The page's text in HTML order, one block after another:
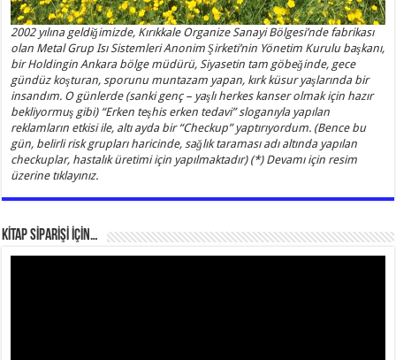
2002 yılına geldiğimizde, Kırıkkale Organize Sanayi Bölgesi’nde fabrikası
olan Metal Grup Isı Sistemleri Anonim Şirketi’nin Yönetim Kurulu başkanı,
bir Holdingin Ankara bölge müdürü, Siyasetin tam göbeğinde, gece
gündüz koşturan, sporunu muntazam yapan, kırk küsur yaşlarında bir
insandım. O günlerde (sanki genç – yaşlı herkes kanser olmak için hazır
bekliyormuş gibi) “Erken teşhis erken tedavi” sloganıyla yapılan
reklamların etkisi ile, altı ayda bir “Checkup” yaptırıyordum. (Bence bu
gün, belirli risk grupları haricinde, sağlık taraması adı altında yapılan
checkuplar, hastalık üretimi için yapılmaktadır) (*) Devamı için resim
üzerine tıklayınız.
KİTAP SİPARİŞİ İÇİN…